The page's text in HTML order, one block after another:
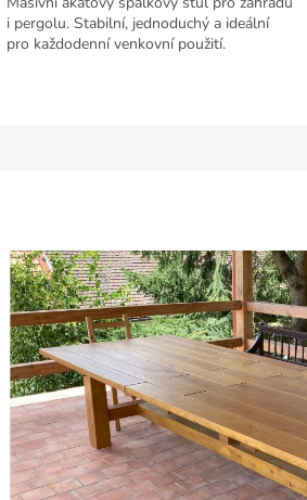
i pergolu. Stabilní, jednoduchý a ideální
pro každodenní venkovní použití.